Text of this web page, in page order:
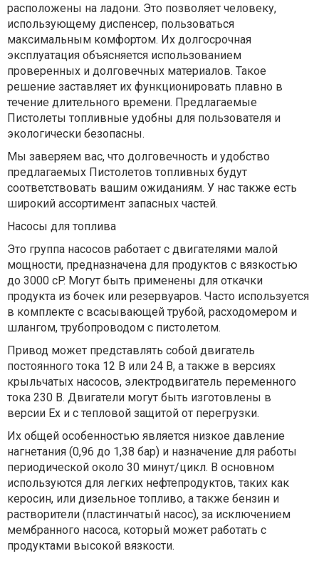
расположены на ладони. Это позволяет человеку,
использующему диспенсер, пользоваться
максимальным комфортом. Их долгосрочная
эксплуатация объясняется использованием
проверенных и долговечных материалов. Такое
решение заставляет их функционировать плавно в
течение длительного времени. Предлагаемые
Пистолеты топливные удобны для пользователя и
экологически безопасны.
Мы заверяем вас, что долговечность и удобство
предлагаемых Пистолетов топливных будут
соответствовать вашим ожиданиям. У нас также есть
широкий ассортимент запасных частей.
Насосы для топлива
Это группа насосов работает с двигателями малой
мощности, предназначена для продуктов с вязкостью
до 3000 cP. Могут быть применены для откачки
продукта из бочек или резервуаров. Часто используется
в комплекте с всасывающей трубой, расходомером и
шлангом, трубопроводом с пистолетом.
Привод может представлять собой двигатель
постоянного тока 12 В или 24 В, а также в версиях
крыльчатых насосов, электродвигатель переменного
тока 230 В. Двигатели могут быть изготовлены в
версии Ex и с тепловой защитой от перегрузки.
Их общей особенностью является низкое давление
нагнетания (0,96 до 1,38 бар) и назначение для работы
периодической около 30 минут/цикл. В основном
используются для легких нефтепродуктов, таких как
керосин, или дизельное топливо, а также бензин и
растворители (пластинчатый насос), за исключением
мембранного насоса, который может работать с
продуктами высокой вязкости.